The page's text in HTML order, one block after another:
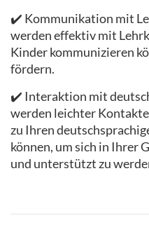
✔️ Kommunikation mit
werden effektiv mit
Kinder kommunizieren
fördern.
✔️ Interaktion mit
werden leichter
zu Ihren
können, um sich in Ihrer
und unterstützt zu